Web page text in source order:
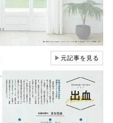
▶元記事を見る